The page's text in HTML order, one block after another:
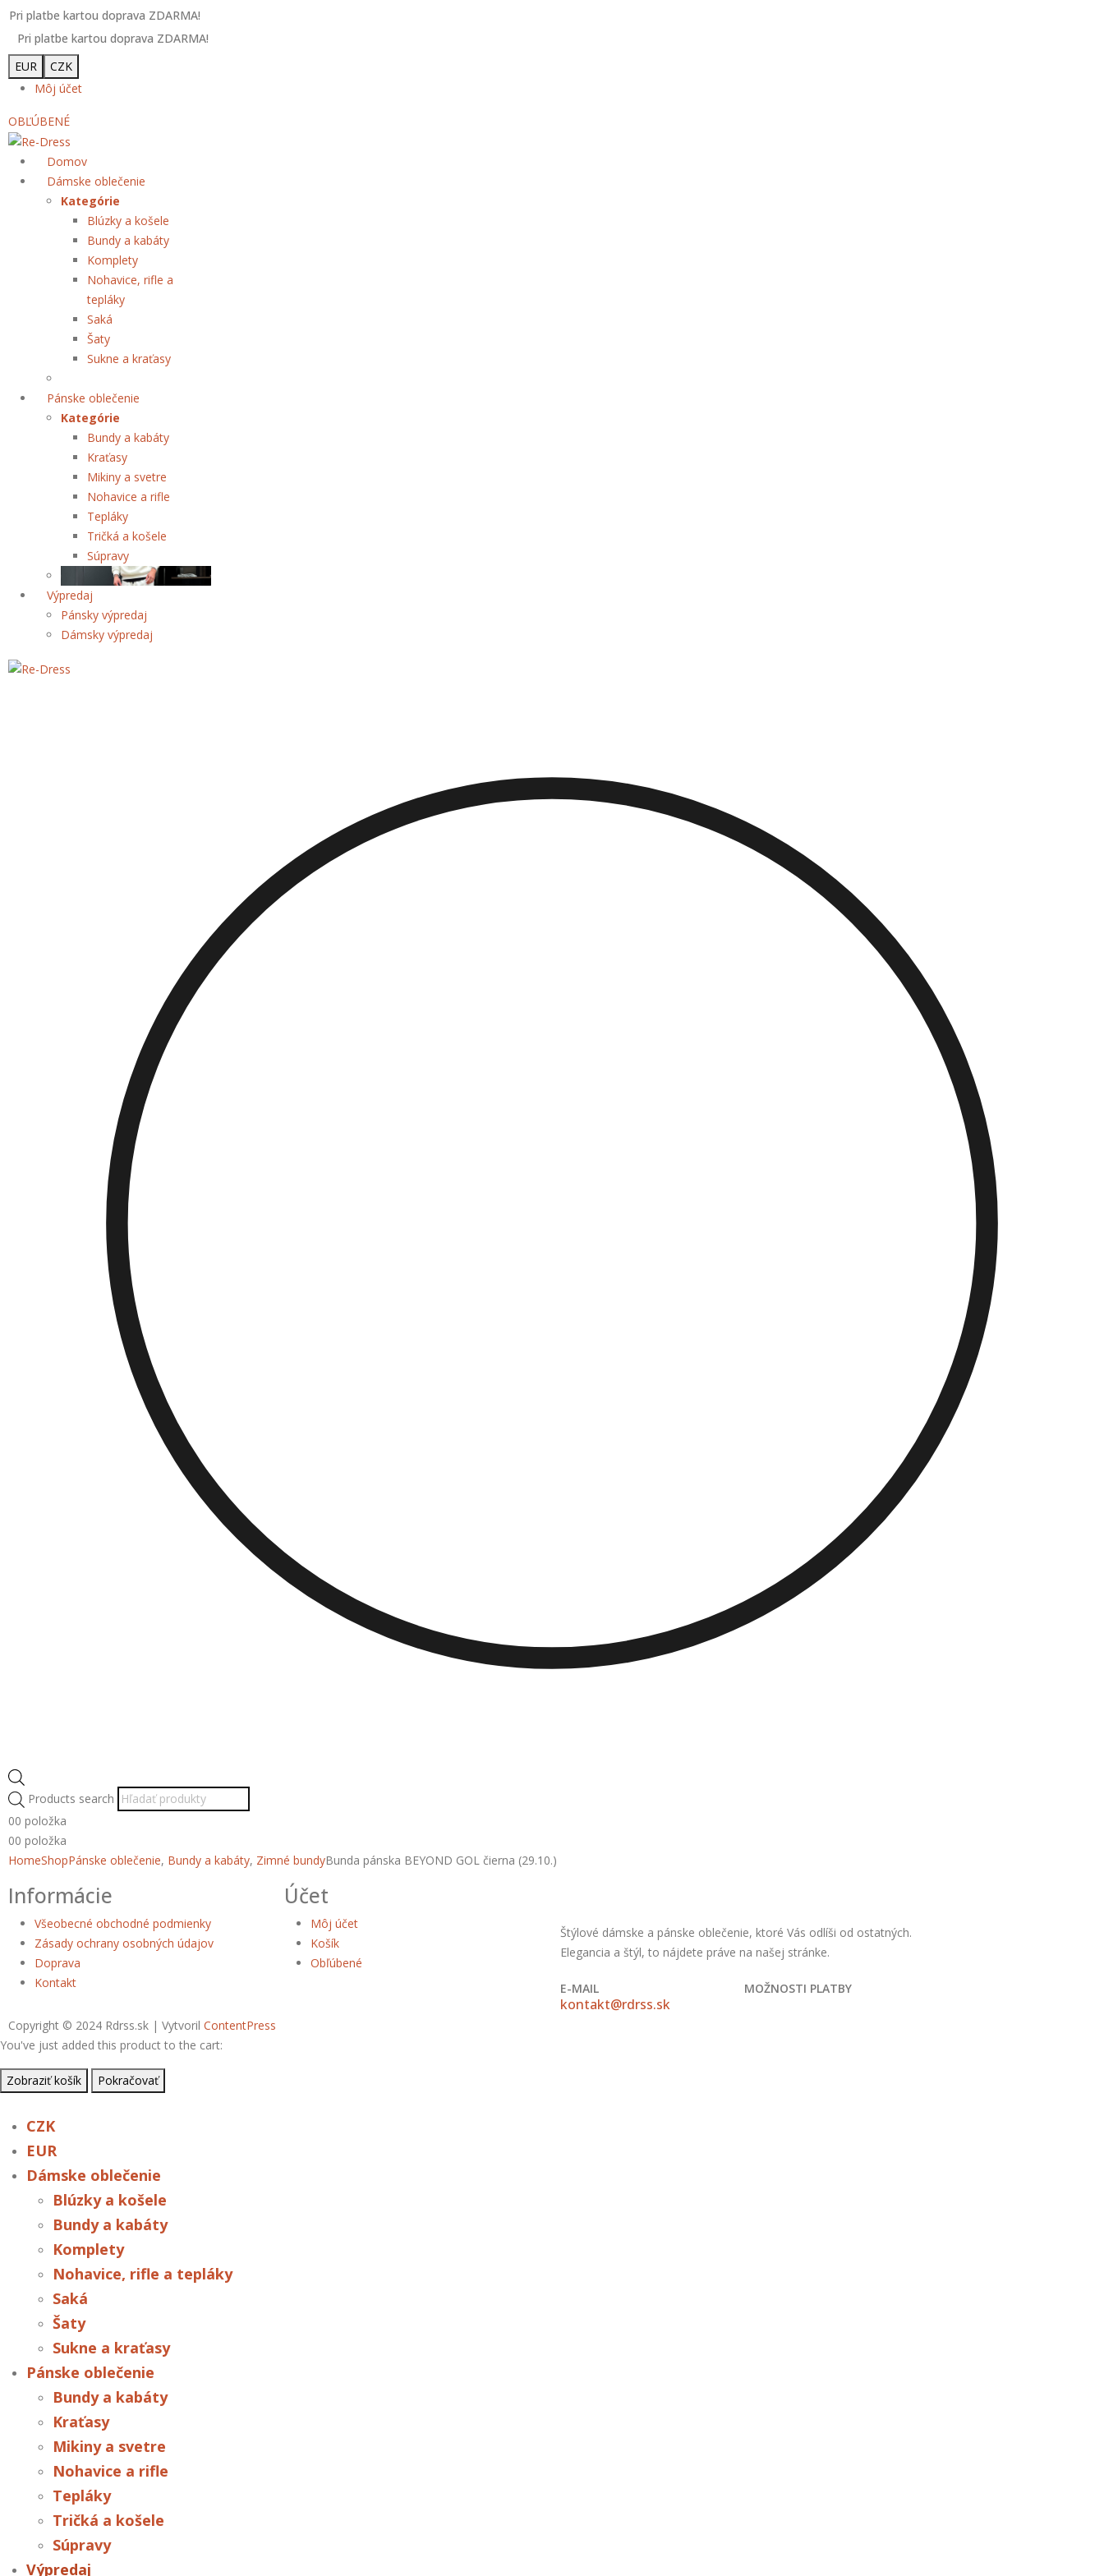
Pri platbe kartou doprava ZDARMA!
Pri platbe kartou doprava ZDARMA!
EUR
CZK
Môj účet
OBĽÚBENÉ
Domov
Dámske oblečenie
Kategórie
Blúzky a košele
Bundy a kabáty
Komplety
Nohavice, rifle a
tepláky
Saká
Šaty
Sukne a kraťasy
Pánske oblečenie
Kategórie
Bundy a kabáty
Kraťasy
Mikiny a svetre
Nohavice a rifle
Tepláky
Tričká a košele
Súpravy
Výpredaj
Pánsky výpredaj
Dámsky výpredaj
Products search
00 položka
00 položka
HomeShopPánske oblečenie, Bundy a kabáty, Zimné bundyBunda pánska BEYOND GOL čierna (29.10.)
Informácie
Všeobecné obchodné podmienky
Zásady ochrany osobných údajov
Doprava
Kontakt
Účet
Môj účet
Košík
Obľúbené
Štýlové dámske a pánske oblečenie, ktoré Vás odlíši od ostatných.
Elegancia a štýl, to nájdete práve na našej stránke.
E-MAIL
kontakt@rdrss.sk
MOŽNOSTI PLATBY
Copyright © 2024 Rdrss.sk | Vytvoril ContentPress
You've just added this product to the cart:
Zobraziť košík Pokračovať
CZK
EUR
Dámske oblečenie
Blúzky a košele
Bundy a kabáty
Komplety
Nohavice, rifle a tepláky
Saká
Šaty
Sukne a kraťasy
Pánske oblečenie
Bundy a kabáty
Kraťasy
Mikiny a svetre
Nohavice a rifle
Tepláky
Tričká a košele
Súpravy
Výpredaj